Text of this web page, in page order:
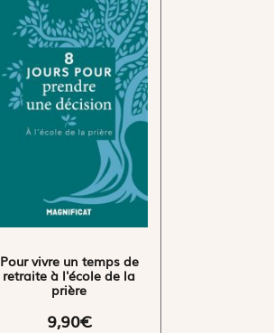
Pour vivre un temps de
retraite à l'école de la
prière
9,90€